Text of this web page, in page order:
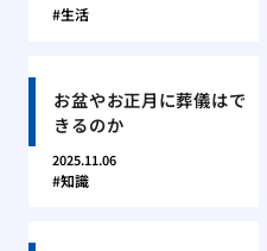
生活
お盆やお正月に葬儀はで
きるのか
2025.11.06
知識